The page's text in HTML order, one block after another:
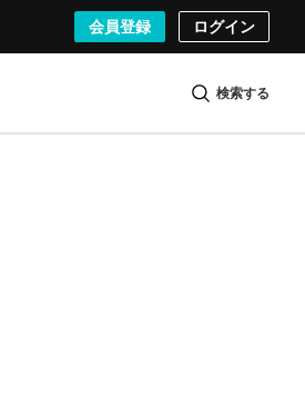
会員登録 ログイン
検索する